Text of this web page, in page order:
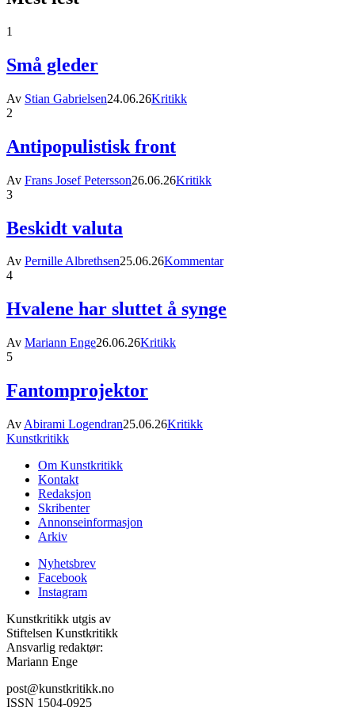
1
Små gleder
Av Stian Gabrielsen24.06.26Kritikk
2
Antipopulistisk front
Av Frans Josef Petersson26.06.26Kritikk
3
Beskidt valuta
Av Pernille Albrethsen25.06.26Kommentar
4
Hvalene har sluttet å synge
Av Mariann Enge26.06.26Kritikk
5
Fantomprojektor
Av Abirami Logendran25.06.26Kritikk
Kunstkritikk
Om Kunstkritikk
Kontakt
Redaksjon
Skribenter
Annonseinformasjon
Arkiv
Nyhetsbrev
Facebook
Instagram
Kunstkritikk utgis av
Stiftelsen Kunstkritikk
Ansvarlig redaktør:
Mariann Enge
post@kunstkritikk.no
ISSN 1504-0925